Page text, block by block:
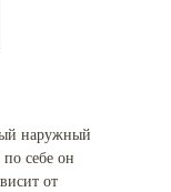
наружный
себе он
от